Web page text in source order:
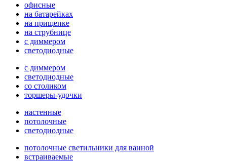
офисные
на батарейках
на прищепке
на струбнице
с диммером
светодиодные
с диммером
светодиодные
со столиком
торшеры-удочки
настенные
потолочные
светодиодные
потолочные светильники для ванной
встраиваемые